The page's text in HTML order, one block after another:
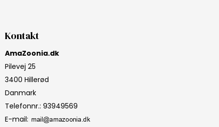
Kontakt
AmaZoonia.dk
Pilevej 25
3400 Hillerød
Danmark
Telefonnr.: 93949569
E-mail: